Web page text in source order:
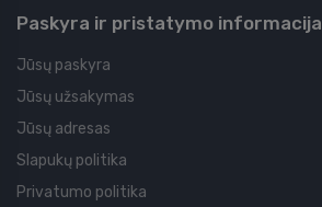
Paskyra ir pristatymo informacija
Jūsų paskyra
Jūsų užsakymas
Jūsų adresas
Slapukų politika
Privatumo politika